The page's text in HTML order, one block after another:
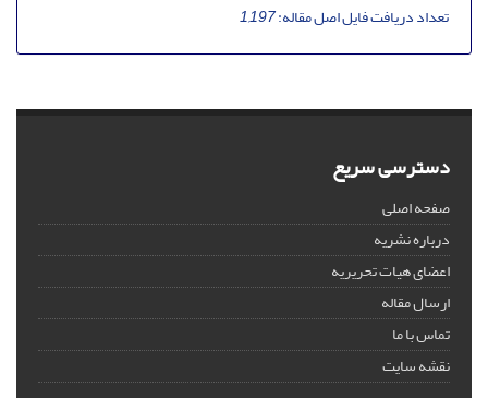
تعداد دریافت فایل اصل مقاله:1,197
دسترسی سریع
صفحه اصلی
درباره نشریه
اعضای هیات تحریریه
ارسال مقاله
تماس با ما
نقشه سایت